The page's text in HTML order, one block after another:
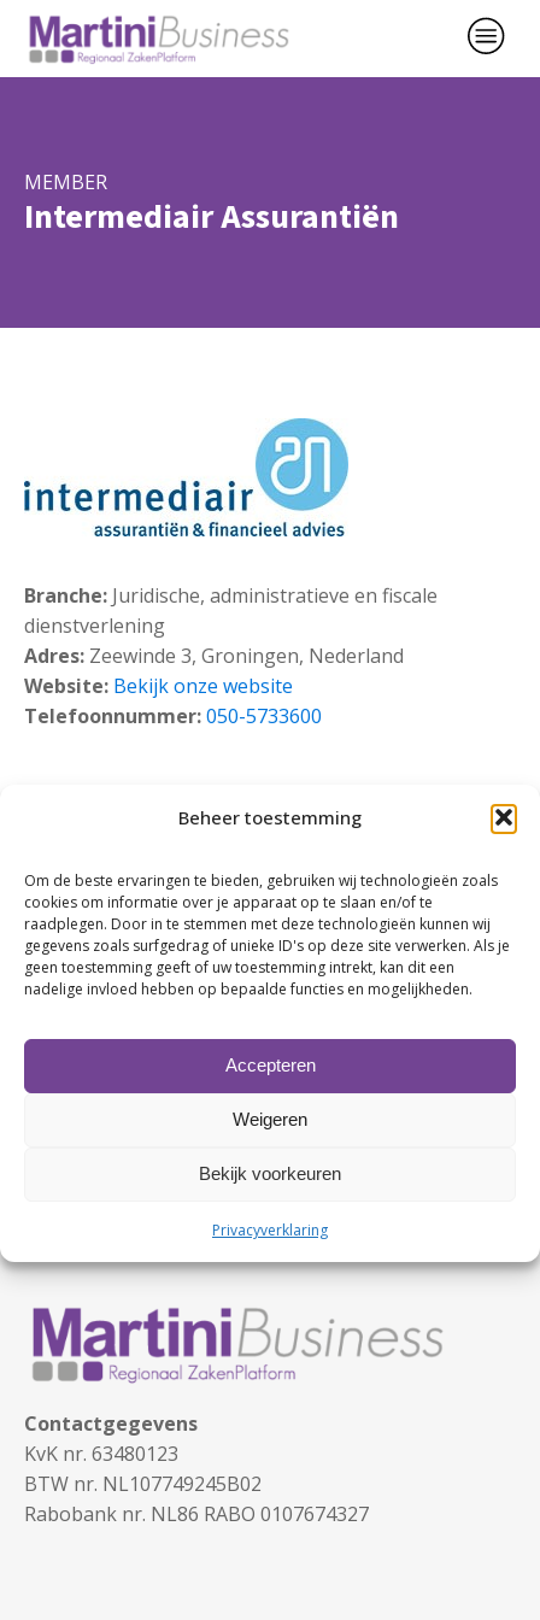
Beheer toestemming
Om de beste ervaringen te bieden, gebruiken wij technologieën zoals
cookies om informatie over je apparaat op te slaan en/of te
raadplegen. Door in te stemmen met deze technologieën kunnen wij
gegevens zoals surfgedrag of unieke ID's op deze site verwerken. Als je
geen toestemming geeft of uw toestemming intrekt, kan dit een
nadelige invloed hebben op bepaalde functies en mogelijkheden.
Accepteren
Weigeren
Bekijk voorkeuren
Privacyverklaring
MEMBER
Intermediair Assurantiën
Branche: Juridische, administratieve en fiscale
dienstverlening
Adres: Zeewinde 3, Groningen, Nederland
Website: Bekijk onze website
Telefoonnummer:050-5733600
Klik om marketing cookies te accepteren en
Contactgegevens
KvK nr. 63480123
BTW nr. NL107749245B02
Rabobank nr. NL86 RABO 0107674327